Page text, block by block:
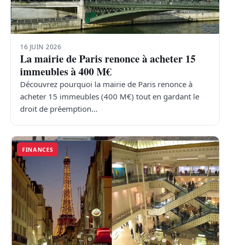
16 JUIN 2026
La mairie de Paris renonce à acheter 15
immeubles à 400 M€
Découvrez pourquoi la mairie de Paris renonce à
acheter 15 immeubles (400 M€) tout en gardant le
droit de préemption…
FINANCES